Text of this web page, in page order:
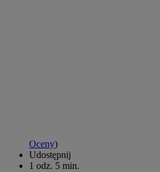
Oceny)
Udostępnij
1 odz. 5 min.